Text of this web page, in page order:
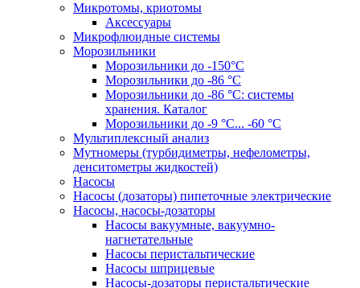
Микротомы, криотомы
Аксессуары
Микрофлюидные системы
Морозильники
Морозильники до -150°С
Морозильники до -86 °C
Морозильники до -86 °C: системы
хранения. Каталог
Морозильники до -9 °C... -60 °C
Мультиплексный анализ
Мутномеры (турбидиметры, нефелометры,
денситометры жидкостей)
Насосы
Насосы (дозаторы) пипеточные электрические
Насосы, насосы-дозаторы
Насосы вакуумные, вакуумно-
нагнетательные
Насосы перистальтические
Насосы шприцевые
Насосы-дозаторы перистальтические